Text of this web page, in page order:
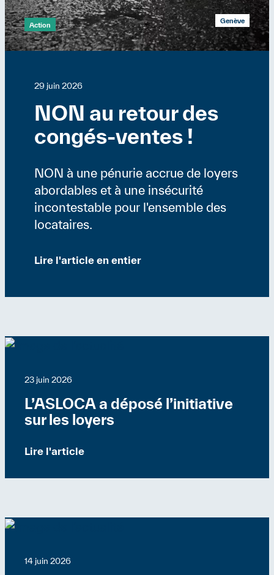
Action Genève
29 juin 2026
NON au retour des
congés-ventes !
NON à une pénurie accrue de loyers
abordables et à une insécurité
incontestable pour l'ensemble des
locataires.
Lire l'article en entier
23 juin 2026
L’ASLOCA a déposé l’initiative
sur les loyers
Lire l'article
14 juin 2026